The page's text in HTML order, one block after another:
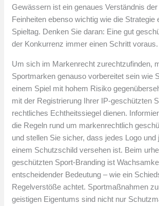
Gewässern ist ein genaues Verständnis
Feinheiten ebenso wichtig wie die Strategie
Spieltag. Denken Sie daran: Eine gut
der Konkurrenz immer einen Schritt voraus.
Um sich im Markenrecht zurechtzufinden,
Sportmarken genauso vorbereitet sein wie
einem Spiel mit hohem Risiko
mit der Registrierung Ihrer IP-geschützten
rechtliches Echtheitssiegel dienen.
die Regeln rund um markenrechtlich
und stellen Sie sicher, dass jedes Logo und
einem Schutzschild versehen ist. Beim
geschützten Sport-Branding ist
entscheidender Bedeutung – wie ein
Regelverstöße achtet. Sportmaßnahmen
geistigen Eigentums sind nicht nur